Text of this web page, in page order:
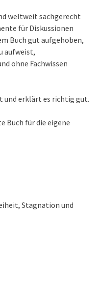
weltweit sachgerecht
für Diskussionen
Buch gut aufgehoben,
aufweist,
ohne Fachwissen
und erklärt es richtig gut.
Buch für die eigene
Stagnation und